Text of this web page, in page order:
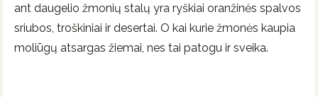
ant daugelio žmonių stalų yra ryškiai oranžinės spalvos
sriubos, troškiniai ir desertai. O kai kurie žmonės kaupia
moliūgų atsargas žiemai, nes tai patogu ir sveika.